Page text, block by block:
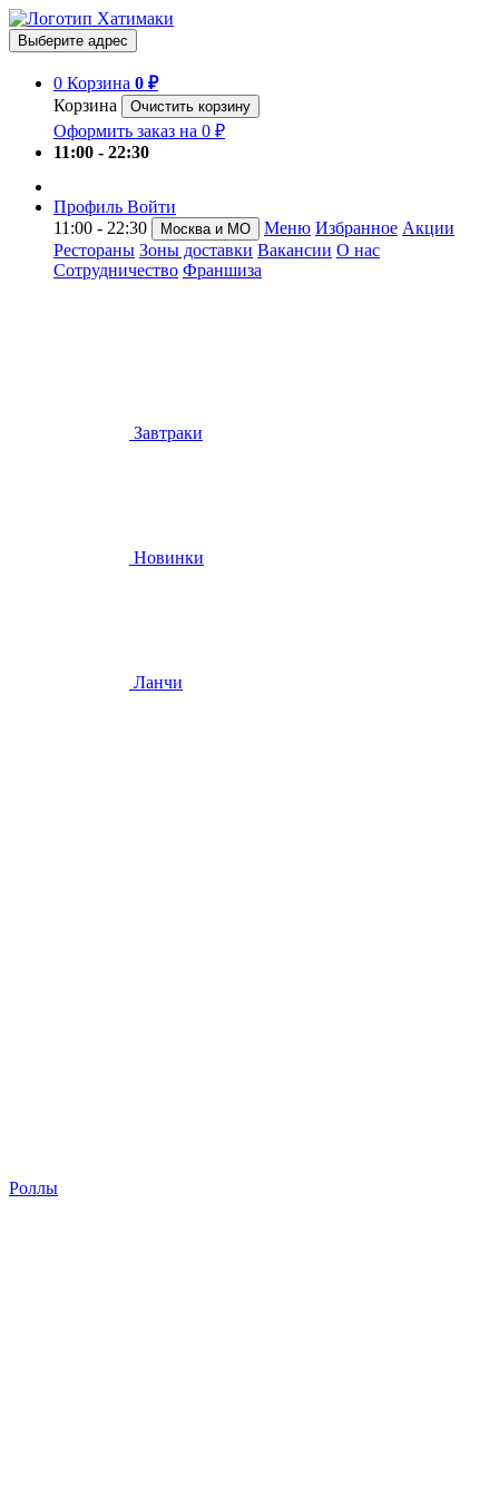
Выберите адрес
0 Корзина 0 ₽
Корзина
Очистить корзину
Оформить заказ на 0 ₽
11:00 - 22:30
Профиль Войти
11:00 - 22:30
Москва и МО Меню Избранное Акции
Рестораны Зоны доставки Вакансии О нас
Сотрудничество Франшиза
Завтраки
Новинки
Ланчи
Роллы